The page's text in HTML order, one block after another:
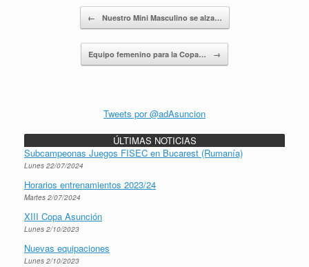
Navegador de artículos
← Nuestro Mini Masculino se alza…
Equipo femenino para la Copa… →
Tweets por @adAsuncion
ÚLTIMAS NOTICIAS
Subcampeonas Juegos FISEC en Bucarest (Rumanía)
Lunes 22/07/2024
Horarios entrenamientos 2023/24
Martes 2/07/2024
XIII Copa Asunción
Lunes 2/10/2023
Nuevas equipaciones
Lunes 2/10/2023